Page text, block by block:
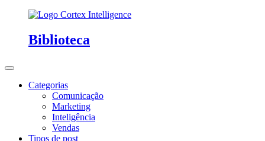
Biblioteca
Categorias
Comunicação
Marketing
Inteligência
Vendas
Tipos de post